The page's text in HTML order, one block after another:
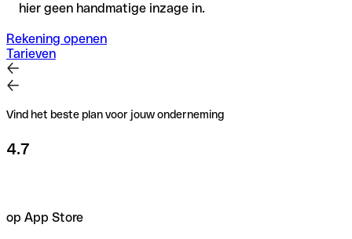
hier geen handmatige inzage in.
Rekening openen
Tarieven
Vind het beste plan voor jouw onderneming
4.7
op App Store